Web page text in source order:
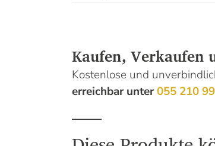
Kaufen, Verkaufen
Kostenlose und
erreichbar unter055 210